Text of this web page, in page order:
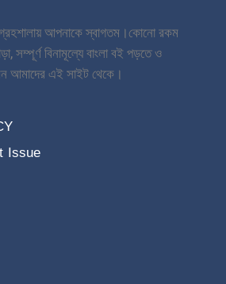
আপনাকে স্বাগতম।কোনো রকম
সম্পূর্ণ বিনামূল্যে বাংলা বই পড়তে ও
আমাদের এই সাইট থেকে।
Issue